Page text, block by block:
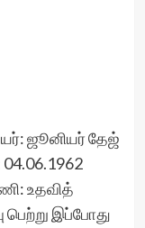
ஜூனியர் தேஜ்
உதவித்
இப்போது